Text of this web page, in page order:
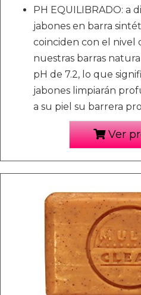
PH EQUILIBRADO: a
jabones en barra
coinciden con el nivel
nuestras barras
pH de 7.2, lo que
jabones limpiarán
a su piel su barrera
Ver